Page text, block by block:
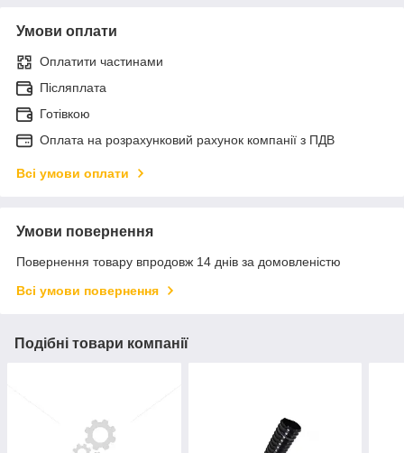
Умови оплати
Оплатити частинами
Післяплата
Готівкою
Оплата на розрахунковий рахунок компанії з ПДВ
Всі умови оплати
Умови повернення
Повернення товару впродовж 14 днів за домовленістю
Всі умови повернення
Подібні товари компанії